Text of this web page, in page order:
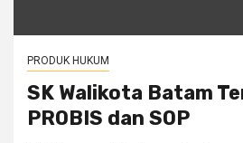
PRODUK HUKUM
SK Walikota Batam
PROBIS dan SOP